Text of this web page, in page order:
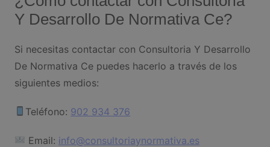
Y Desarrollo De Normativa Ce?
Si necesitas contactar con Consultoria Y Desarrollo
De Normativa Ce puedes hacerlo a través de los
siguientes medios:
Teléfono: 902 934 376
Email: info@consultoriaynormativa.es